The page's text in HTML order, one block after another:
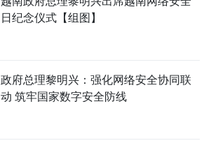
日纪念仪式【组图】
政府总理黎明兴：强化网络安全协同联
动 筑牢国家数字安全防线